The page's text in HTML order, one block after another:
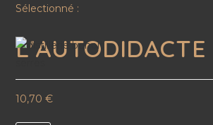
Sélectionné :
L'AUTODIDACTE
10,70€